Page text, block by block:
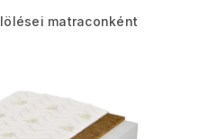
matraconként